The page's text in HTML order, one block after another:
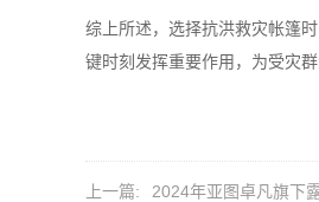
综上所述，选择抗洪救灾帐篷
键时刻发挥重要作用，为受灾
上一篇:
2024年亚图卓凡旗下